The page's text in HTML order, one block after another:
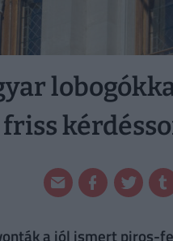
a jól ismert piros-